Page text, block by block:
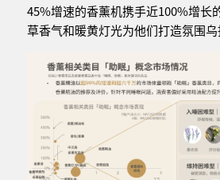
45%增速的香薰机携手近100%增长
草香气和暖黄灯光为他们打造氛围乌